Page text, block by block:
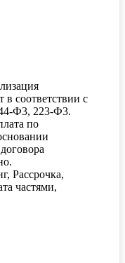
в соответствии с
Ф3, 223-Ф3.
по
Рассрочка,
частями,